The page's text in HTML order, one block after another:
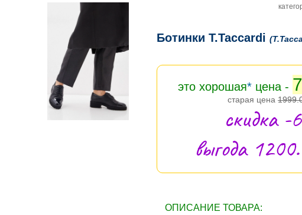
Ботинки T.Taccardi
это хорошая*цена -
старая цена
скидка -
выгода
ОПИСАНИЕ ТОВАРА: